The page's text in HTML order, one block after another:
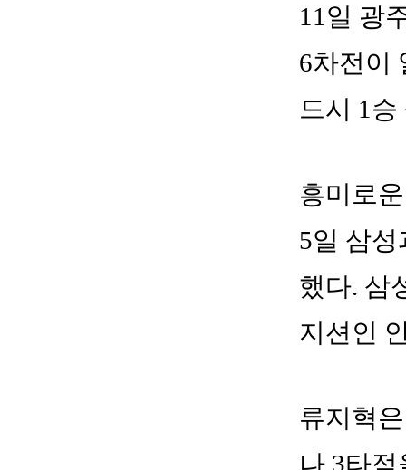
11일 광
6차전이
드시 1
흥미로
5일 삼
했다. 삼
지션인
류지혁
나 3타